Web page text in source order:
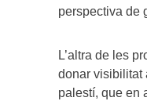
perspectiva de
L’altra de les
donar visibilitat
palestí, que en